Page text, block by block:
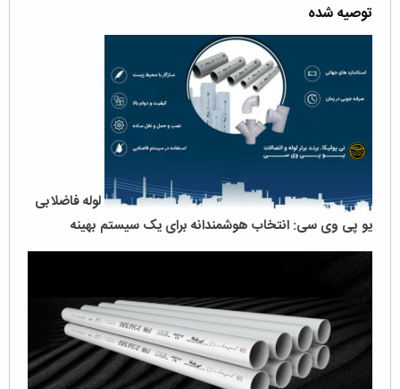
توصیه شده
لوله‌ فاضلابی
یو پی وی سی: انتخاب هوشمندانه برای یک سیستم بهینه